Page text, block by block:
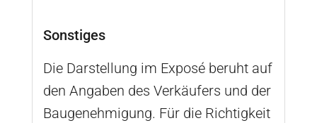
Sonstiges
Die Darstellung im Exposé beruht auf
den Angaben des Verkäufers und der
Baugenehmigung. Für die Richtigkeit